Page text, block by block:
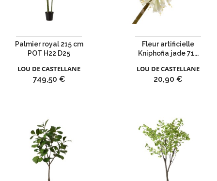
Palmier royal 215 cm
POT H22 D25
LOU DE CASTELLANE
Prix
749,50 €
Fleur artificielle
Kniphofia jade 71...
LOU DE CASTELLANE
Prix
20,90 €